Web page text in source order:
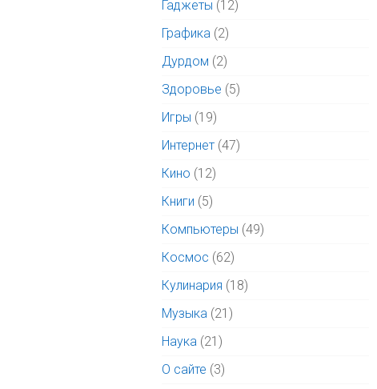
Гаджеты (12)
Графика (2)
Дурдом (2)
Здоровье (5)
Игры (19)
Интернет (47)
Кино (12)
Книги (5)
Компьютеры (49)
Космос (62)
Кулинария (18)
Музыка (21)
Наука (21)
О сайте (3)